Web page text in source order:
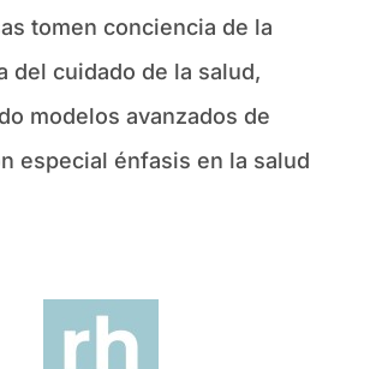
tomen conciencia de la
del cuidado de la salud,
modelos avanzados de
especial énfasis en la salud